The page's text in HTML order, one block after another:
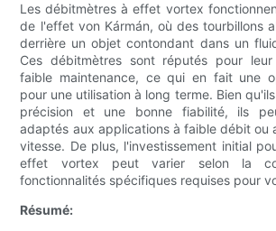
Les débitmètres à effet vortex
de l'effet von Kármán, où des tourbillons
derrière un objet contondant dans un
Ces débitmètres sont réputés pour
faible maintenance, ce qui en fait une
pour une utilisation à long terme. Bien
précision et une bonne fiabilité, ils
adaptés aux applications à faible débit ou
vitesse. De plus, l'investissement initial
effet vortex peut varier selon la
fonctionnalités spécifiques requises pour
Résumé: